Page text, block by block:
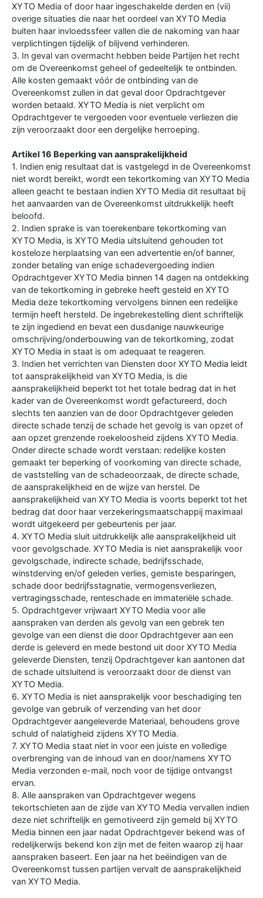
XYTO Media of door haar ingeschakelde derden en (vii)
overige situaties die naar het oordeel van XYTO Media
buiten haar invloedssfeer vallen die de nakoming van haar
verplichtingen tijdelijk of blijvend verhinderen.
3. In geval van overmacht hebben beide Partijen het recht
om de Overeenkomst geheel of gedeeltelijk te ontbinden.
Alle kosten gemaakt vóór de ontbinding van de
Overeenkomst zullen in dat geval door Opdrachtgever
worden betaald. XYTO Media is niet verplicht om
Opdrachtgever te vergoeden voor eventuele verliezen die
zijn veroorzaakt door een dergelijke herroeping.
Artikel 16 Beperking van aansprakelijkheid
1. Indien enig resultaat dat is vastgelegd in de Overeenkomst
niet wordt bereikt, wordt een tekortkoming van XYTO Media
alleen geacht te bestaan indien XYTO Media dit resultaat bij
het aanvaarden van de Overeenkomst uitdrukkelijk heeft
beloofd.
2. Indien sprake is van toerekenbare tekortkoming van
XYTO Media, is XYTO Media uitsluitend gehouden tot
kosteloze herplaatsing van een advertentie en/of banner,
zonder betaling van enige schadevergoeding indien
Opdrachtgever XYTO Media binnen 14 dagen na ontdekking
van de tekortkoming in gebreke heeft gesteld en XYTO
Media deze tekortkoming vervolgens binnen een redelijke
termijn heeft hersteld. De ingebrekestelling dient schriftelijk
te zijn ingediend en bevat een dusdanige nauwkeurige
omschrijving/onderbouwing van de tekortkoming, zodat
XYTO Media in staat is om adequaat te reageren.
3. Indien het verrichten van Diensten door XYTO Media leidt
tot aansprakelijkheid van XYTO Media, is die
aansprakelijkheid beperkt tot het totale bedrag dat in het
kader van de Overeenkomst wordt gefactureerd, doch
slechts ten aanzien van de door Opdrachtgever geleden
directe schade tenzij de schade het gevolg is van opzet of
aan opzet grenzende roekeloosheid zijdens XYTO Media.
Onder directe schade wordt verstaan: redelijke kosten
gemaakt ter beperking of voorkoming van directe schade,
de vaststelling van de schadeoorzaak, de directe schade,
de aansprakelijkheid en de wijze van herstel. De
aansprakelijkheid van XYTO Media is voorts beperkt tot het
bedrag dat door haar verzekeringsmaatschappij maximaal
wordt uitgekeerd per gebeurtenis per jaar.
4. XYTO Media sluit uitdrukkelijk alle aansprakelijkheid uit
voor gevolgschade. XYTO Media is niet aansprakelijk voor
gevolgschade, indirecte schade, bedrijfsschade,
winstderving en/of geleden verlies, gemiste besparingen,
schade door bedrijfsstagnatie, vermogensverliezen,
vertragingsschade, renteschade en immateriële schade.
5. Opdrachtgever vrijwaart XYTO Media voor alle
aanspraken van derden als gevolg van een gebrek ten
gevolge van een dienst die door Opdrachtgever aan een
derde is geleverd en mede bestond uit door XYTO Media
geleverde Diensten, tenzij Opdrachtgever kan aantonen dat
de schade uitsluitend is veroorzaakt door de dienst van
XYTO Media.
6. XYTO Media is niet aansprakelijk voor beschadiging ten
gevolge van gebruik of verzending van het door
Opdrachtgever aangeleverde Materiaal, behoudens grove
schuld of nalatigheid zijdens XYTO Media.
7. XYTO Media staat niet in voor een juiste en volledige
overbrenging van de inhoud van en door/namens XYTO
Media verzonden e-mail, noch voor de tijdige ontvangst
ervan.
8. Alle aanspraken van Opdrachtgever wegens
tekortschieten aan de zijde van XYTO Media vervallen indien
deze niet schriftelijk en gemotiveerd zijn gemeld bij XYTO
Media binnen een jaar nadat Opdrachtgever bekend was of
redelijkerwijs bekend kon zijn met de feiten waarop zij haar
aanspraken baseert. Een jaar na het beëindigen van de
Overeenkomst tussen partijen vervalt de aansprakelijkheid
van XYTO Media.